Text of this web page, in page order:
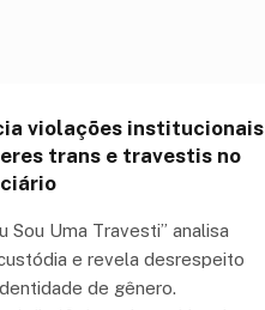
violações institucionais
trans e travestis no
Sou Uma Travesti” analisa
e revela desrespeito
de gênero.